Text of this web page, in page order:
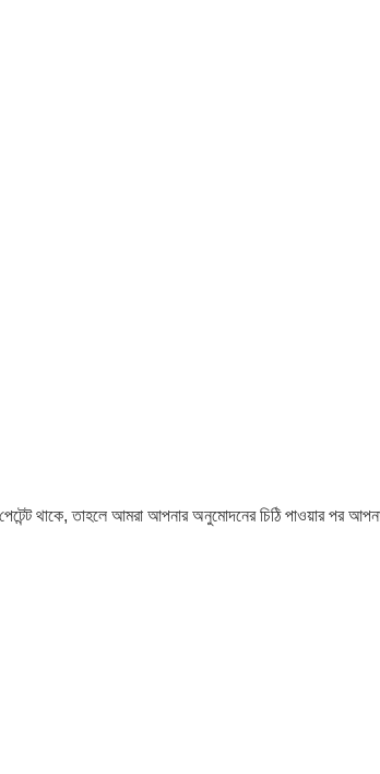
থাকে, তাহলে আমরা আপনার অনুমোদনের চিঠি পাওয়ার পর আপনার